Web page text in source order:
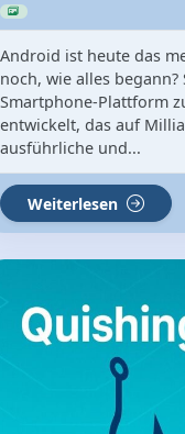
Android ist heute das
noch, wie alles
Smartphone-Plattform
entwickelt, das auf
ausführliche und...
Weiterlesen